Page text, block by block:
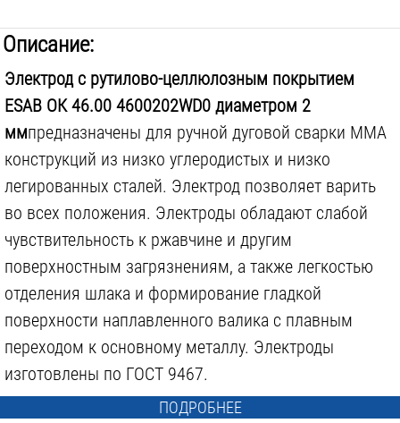
Описание:
Электрод с рутилово-целлюлозным покрытием
ESAB ОК 46.00 4600202WD0 диаметром 2
ммпредназначены для ручной дуговой сварки MMA
конструкций из низко углеродистых и низко
легированных сталей. Электрод позволяет варить
во всех положения. Электроды обладают слабой
чувствительность к ржавчине и другим
поверхностным загрязнениям, а также легкостью
отделения шлака и формирование гладкой
поверхности наплавленного валика с плавным
переходом к основному металлу. Электроды
изготовлены по ГОСТ 9467.
ПОДРОБНЕЕ